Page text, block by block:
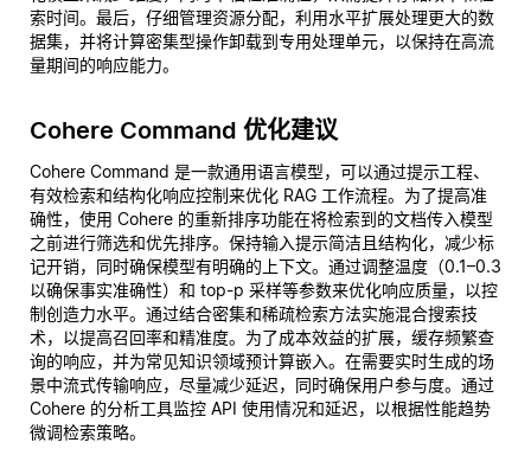
索时间。最后，仔细管理资源分配，利用水平扩展处理更大的数
据集，并将计算密集型操作卸载到专用处理单元，以保持在高流
量期间的响应能力。
Cohere Command 优化建议
Cohere Command 是一款通用语言模型，可以通过提示工程、
有效检索和结构化响应控制来优化 RAG 工作流程。为了提高准
确性，使用 Cohere 的重新排序功能在将检索到的文档传入模型
之前进行筛选和优先排序。保持输入提示简洁且结构化，减少标
记开销，同时确保模型有明确的上下文。通过调整温度（0.1–0.3
以确保事实准确性）和 top-p 采样等参数来优化响应质量，以控
制创造力水平。通过结合密集和稀疏检索方法实施混合搜索技
术，以提高召回率和精准度。为了成本效益的扩展，缓存频繁查
询的响应，并为常见知识领域预计算嵌入。在需要实时生成的场
景中流式传输响应，尽量减少延迟，同时确保用户参与度。通过
Cohere 的分析工具监控 API 使用情况和延迟，以根据性能趋势
微调检索策略。